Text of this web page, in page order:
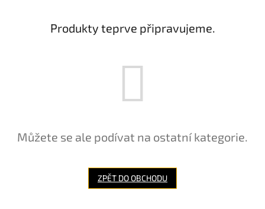
Produkty teprve připravujeme.
Můžete se ale podívat na ostatní kategorie.
ZPĚT DO OBCHODU